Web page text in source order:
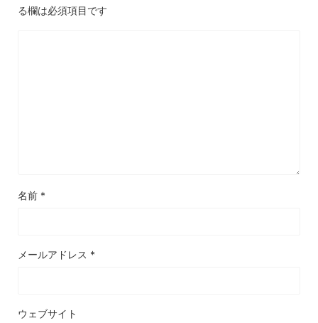
る欄は必須項目です
名前 *
メールアドレス *
ウェブサイト